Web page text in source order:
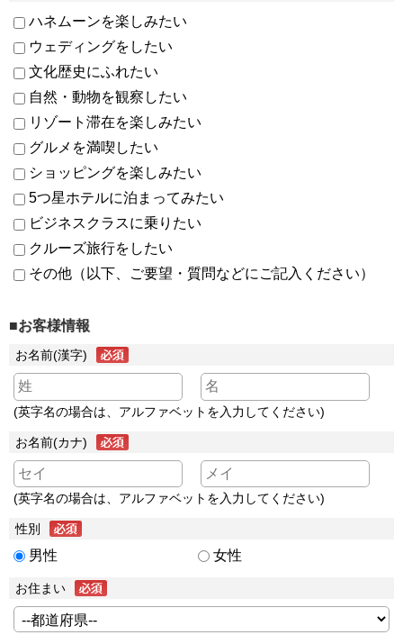
ハネムーンを楽しみたい
ウェディングをしたい
文化歴史にふれたい
自然・動物を観察したい
リゾート滞在を楽しみたい
グルメを満喫したい
ショッピングを楽しみたい
5つ星ホテルに泊まってみたい
ビジネスクラスに乗りたい
クルーズ旅行をしたい
その他（以下、ご要望・質問などにご記入ください）
■お客様情報
お名前(漢字)
(英字名の場合は、アルファベットを入力してください)
お名前(カナ)
(英字名の場合は、アルファベットを入力してください)
性別
男性 女性
お住まい